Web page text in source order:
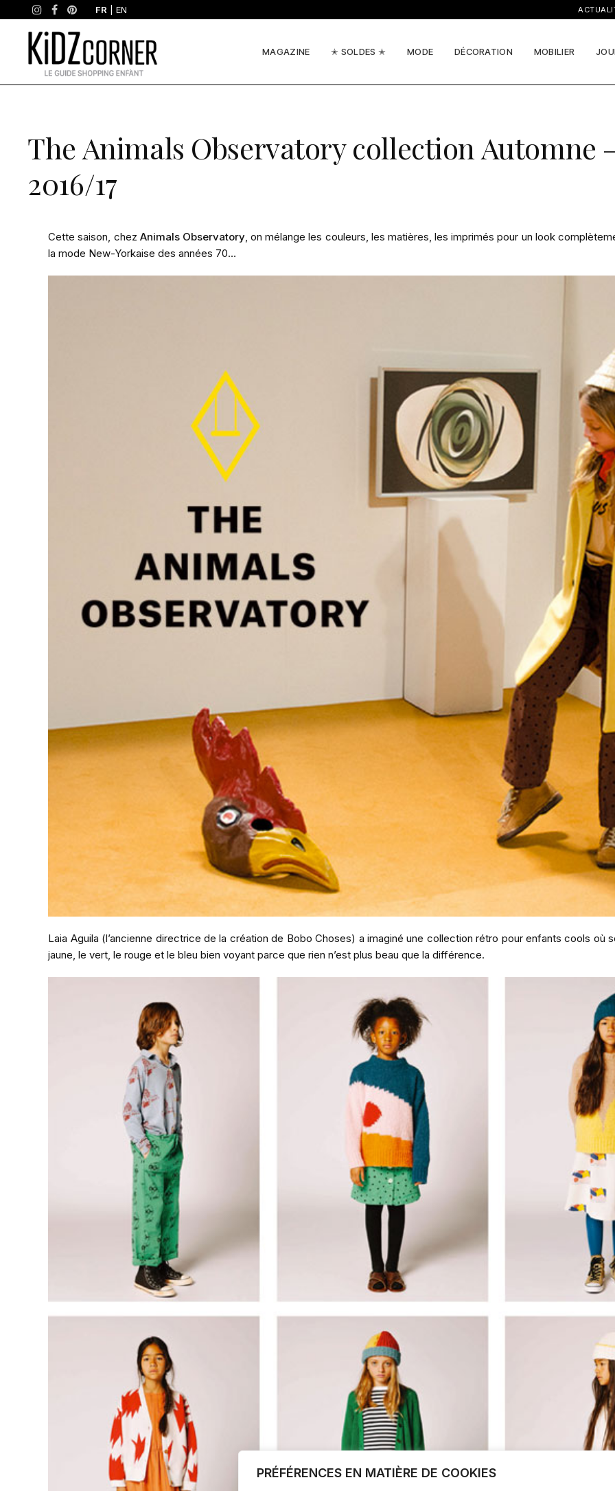
PRÉFÉRENCES EN MATIÈRE DE COOKIES
FR |EN ACTUALITÉS,
MAGAZINE ✭ SOLDES ✭ MODE DÉCORATION MOBILIER
The Animals Observatory collection Automne
2016/17
Cette saison, chez Animals Observatory, on mélange les couleurs, les matières, les imprimés pour un look
la mode New-Yorkaise des années 70…
Laia Aguila (l’ancienne directrice de la création de Bobo Choses) a imaginé une collection rétro pour enfants cools où
jaune, le vert, le rouge et le bleu bien voyant parce que rien n’est plus beau que la différence.